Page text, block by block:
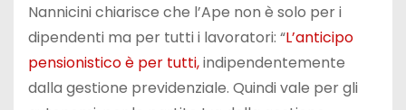
Nannicini chiarisce che l’Ape non è solo per i
dipendenti ma per tutti i lavoratori: “L’anticipo
pensionistico è per tutti,indipendentemente
dalla gestione previdenziale. Quindi vale per gli